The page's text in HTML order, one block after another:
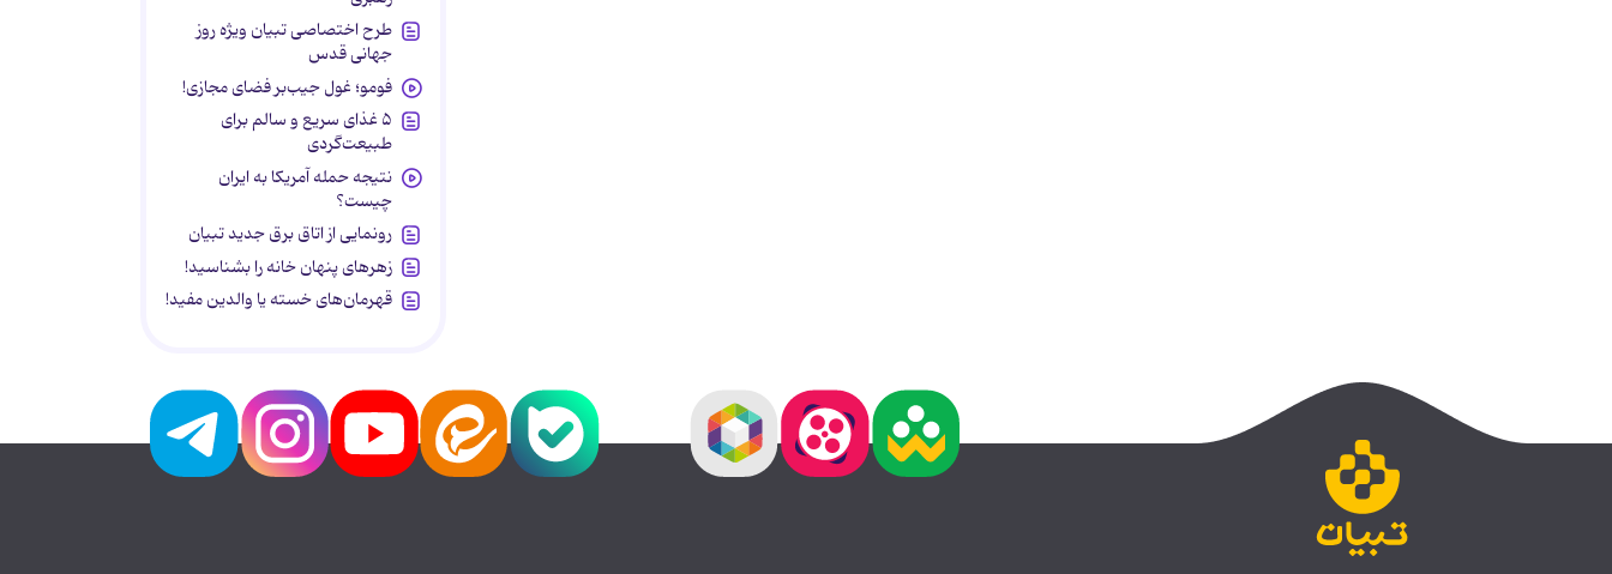
طرح اختصاصی تبیان ویژه روز
جهانی قدس
فومو؛ غول جیب‌بر فضای مجازی!
۵ غذای سریع و سالم برای
طبیعت‌گردی
نتیجه حمله آمریکا به ایران
چیست؟
رونمایی از اتاق برق جدید تبیان
زهرهای پنهان خانه را بشناسید!
قهرمان‌های خسته یا والدین مفید!